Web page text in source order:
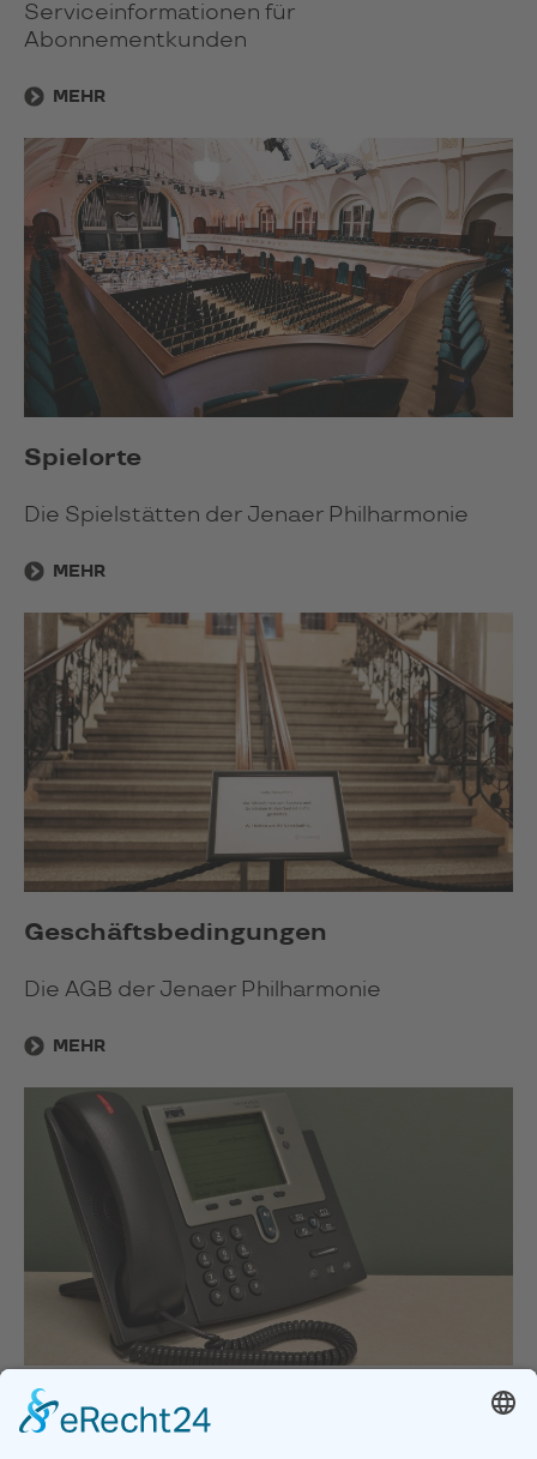
Serviceinformationen für
Abonnementkunden
MEHR
Spielorte
Die Spielstätten der Jenaer Philharmonie
MEHR
Geschäftsbedingungen
Die AGB der Jenaer Philharmonie
MEHR
Servicetelefon